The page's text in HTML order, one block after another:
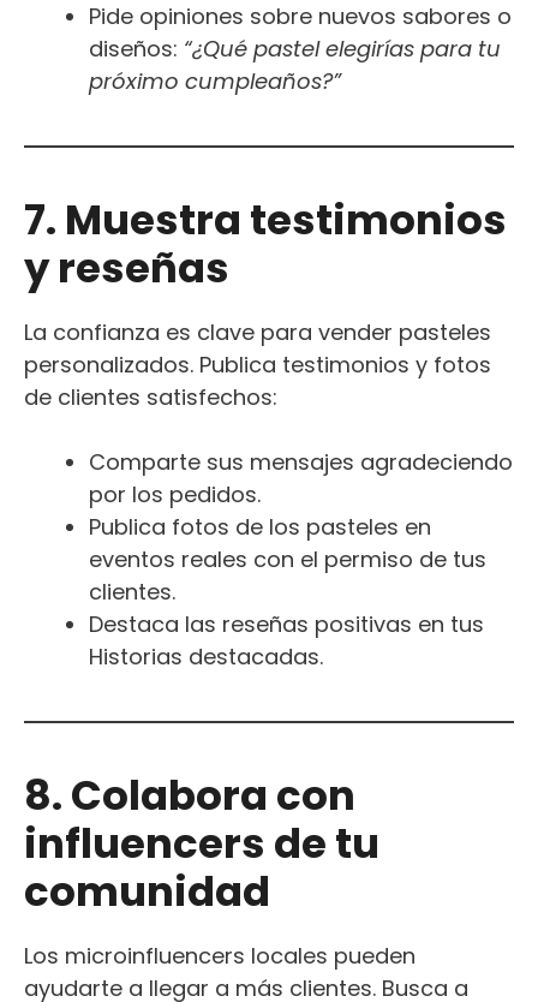
Pide opiniones sobre nuevos sabores o
diseños: “¿Qué pastel elegirías para tu
próximo cumpleaños?”
7. Muestra testimonios
y reseñas
La confianza es clave para vender pasteles
personalizados. Publica testimonios y fotos
de clientes satisfechos:
Comparte sus mensajes agradeciendo
por los pedidos.
Publica fotos de los pasteles en
eventos reales con el permiso de tus
clientes.
Destaca las reseñas positivas en tus
Historias destacadas.
8. Colabora con
influencers de tu
comunidad
Los microinfluencers locales pueden
ayudarte a llegar a más clientes. Busca a